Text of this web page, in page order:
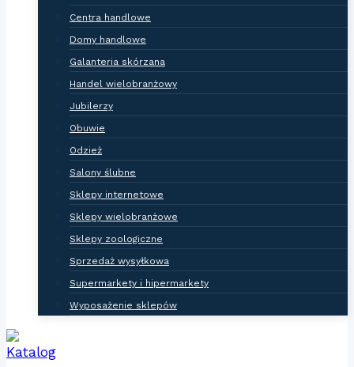
Centra handlowe
Domy handlowe
Galanteria skórzana
Handel wielobranżowy
Jubilerzy
Obuwie
Odzież
Salony ślubne
Sklepy internetowe
Sklepy wielobranżowe
Sklepy zoologiczne
Sprzedaż wysyłkowa
Supermarkety i hipermarkety
Wyposażenie sklepów